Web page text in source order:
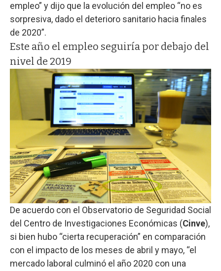
empleo” y dijo que la evolución del empleo “no es
sorpresiva, dado el deterioro sanitario hacia finales
de 2020”.
Este año el empleo seguiría por debajo del
nivel de 2019
De acuerdo con el Observatorio de Seguridad Social
del Centro de Investigaciones Económicas (Cinve),
si bien hubo “cierta recuperación” en comparación
con el impacto de los meses de abril y mayo, “el
mercado laboral culminó el año 2020 con una